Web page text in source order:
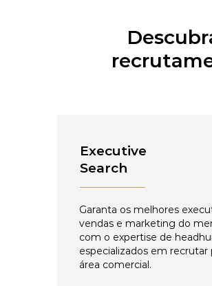
Executive
Search
Garanta os melhores
vendas e marketing do
com o expertise de
especializados em recrutar
área comercial.